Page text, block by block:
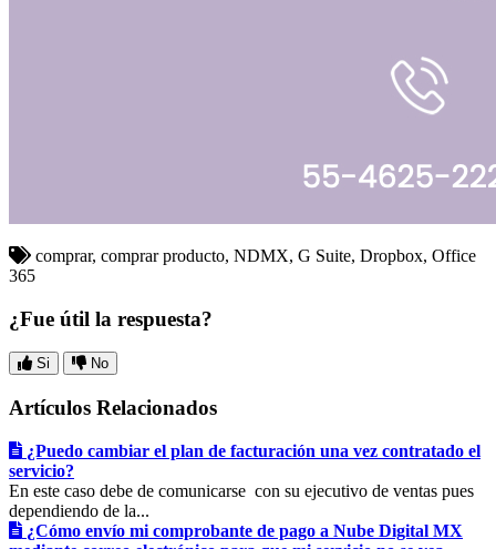
comprar, comprar producto, NDMX, G Suite, Dropbox, Office
365
¿Fue útil la respuesta?
Si No
Artículos Relacionados
¿Puedo cambiar el plan de facturación una vez contratado el
servicio?
En este caso debe de comunicarse con su ejecutivo de ventas pues
dependiendo de la...
¿Cómo envío mi comprobante de pago a Nube Digital MX